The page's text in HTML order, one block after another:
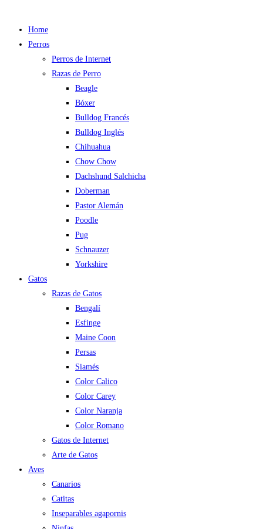
Home
Perros
Perros de Internet
Razas de Perro
Beagle
Bóxer
Bulldog Francés
Bulldog Inglés
Chihuahua
Chow Chow
Dachshund Salchicha
Doberman
Pastor Alemán
Poodle
Pug
Schnauzer
Yorkshire
Gatos
Razas de Gatos
Bengalí
Esfinge
Maine Coon
Persas
Siamés
Color Calico
Color Carey
Color Naranja
Color Romano
Gatos de Internet
Arte de Gatos
Aves
Canarios
Catitas
Inseparables agapornis